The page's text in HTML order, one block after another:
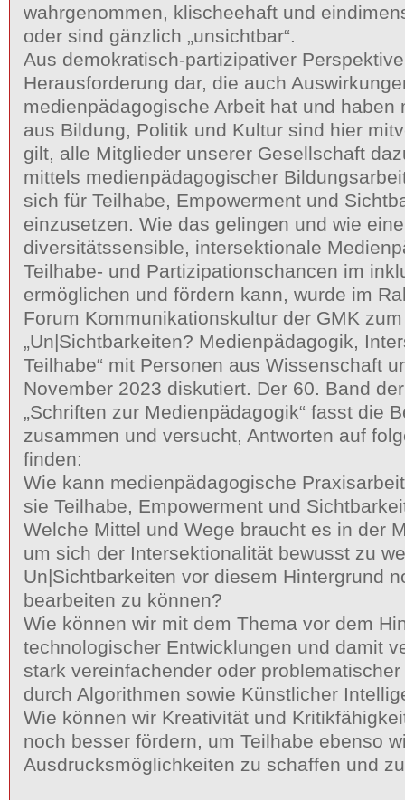
wahrgenommen, klischeehaft und
oder sind gänzlich „unsichtbar“.
Aus demokratisch-partizipativer
Herausforderung dar, die auch
medienpädagogische Arbeit hat und haben
aus Bildung, Politik und Kultur sind hier
gilt, alle Mitglieder unserer Gesellschaft
mittels medienpädagogischer
sich für Teilhabe, Empowerment und
einzusetzen. Wie das gelingen und wie eine
diversitätssensible, intersektionale
Teilhabe- und Partizipationschancen im
ermöglichen und fördern kann, wurde im
Forum Kommunikationskultur der GMK
„Un|Sichtbarkeiten? Medienpädagogik,
Teilhabe“ mit Personen aus Wissenschaft
November 2023 diskutiert. Der 60. Band
„Schriften zur Medienpädagogik“ fasst die
zusammen und versucht, Antworten auf
finden:
Wie kann medienpädagogische
sie Teilhabe, Empowerment und
Welche Mittel und Wege braucht es in der
um sich der Intersektionalität bewusst zu
Un|Sichtbarkeiten vor diesem Hintergrund
bearbeiten zu können?
Wie können wir mit dem Thema vor dem
technologischer Entwicklungen und damit
stark vereinfachender oder
durch Algorithmen sowie Künstlicher
Wie können wir Kreativität und
noch besser fördern, um Teilhabe ebenso
Ausdrucksmöglichkeiten zu schaffen und